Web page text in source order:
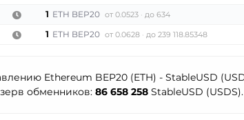
1 ETH BEP20 от 0.0523 до 634
1 ETH BEP20 от 0.0628 до 239 118.85348
Ethereum BEP20 (ETH) - StableUSD
обменников: 86 658 258StableUSD